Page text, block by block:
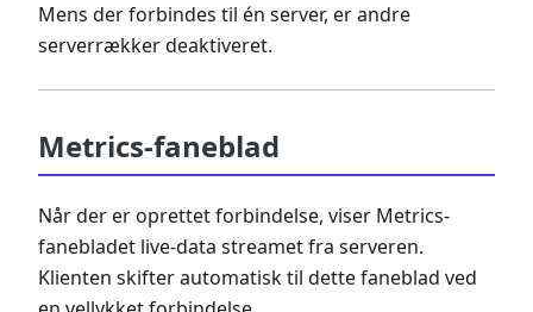
Mens der forbindes til én server, er andre
serverrækker deaktiveret.
Metrics-faneblad
Når der er oprettet forbindelse, viser Metrics-
fanebladet live-data streamet fra serveren.
Klienten skifter automatisk til dette faneblad ved